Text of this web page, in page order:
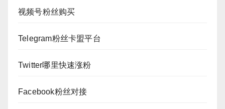
视频号粉丝购买
Telegram粉丝卡盟平台
Twitter哪里快速涨粉
Facebook粉丝对接